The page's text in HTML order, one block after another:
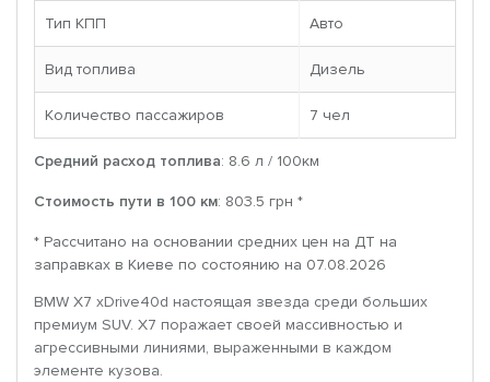
Тип КПП Авто
Вид топлива Дизель
Количество пассажиров 7 чел
Средний расход топлива: 8.6 л / 100км
Стоимость пути в 100 км: 803.5 грн *
* Рассчитано на основании средних цен на ДТ на
заправках в Киеве по состоянию на 07.08.2026
BMW X7 xDrive40d настоящая звезда среди больших
премиум SUV. X7 поражает своей массивностью и
агрессивными линиями, выраженными в каждом
элементе кузова.